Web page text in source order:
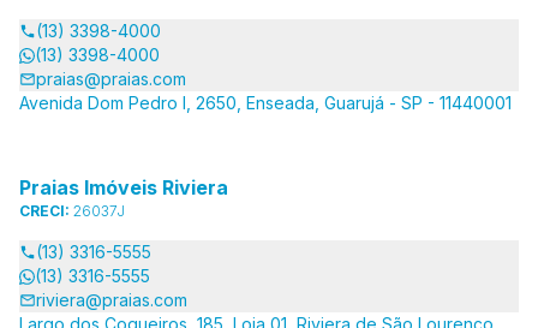
(13) 3398-4000
(13) 3398-4000
praias@praias.com
Avenida Dom Pedro I, 2650, Enseada, Guarujá - SP - 11440001
Praias Imóveis Riviera
CRECI: 26037J
(13) 3316-5555
(13) 3316-5555
riviera@praias.com
Largo dos Coqueiros, 185, Loja 01, Riviera de São Lourenço,